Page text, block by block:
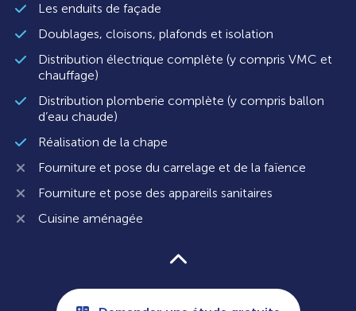
Les enduits de façade
Doublages, cloisons, plafonds et isolation
Distribution électrique complète (y compris VMC et
chauffage)
Distribution plomberie complète (y compris ballon
d’eau chaude)
Réalisation de la chape
Fourniture et pose du carrelage et de la faïence
Fourniture et pose des appareils sanitaires
Cuisine aménagée